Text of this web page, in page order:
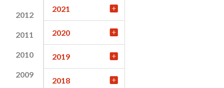
2012
2011
2010
2009
2021
2020
2019
2018